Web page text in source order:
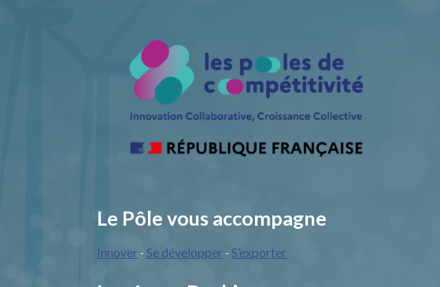
Le Pôle vous accompagne
Innover- Se développer- S’exporter